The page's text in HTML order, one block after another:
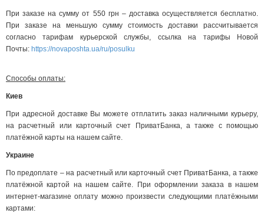
При заказе на сумму от 550 грн – доставка осуществляется бесплатно.
При заказе на меньшую сумму стоимость доставки рассчитывается
согласно тарифам курьерской службы, ссылка на тарифы Новой
Почты: https://novaposhta.ua/ru/posulku
Способы оплаты:
Киев
При адресной доставке Вы можете отплатить заказ наличными курьеру,
на расчетный или карточный счет ПриватБанка, а также с помощью
платёжной карты на нашем сайте.
Украине
По предоплате – на расчетный или карточный счет ПриватБанка, а также
платёжной картой на нашем сайте. При оформлении заказа в нашем
интернет-магазине оплату можно произвести следующими платёжными
картами: